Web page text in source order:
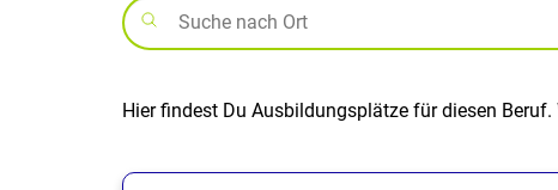
Hier findest Du Ausbildungsplätze für diesen